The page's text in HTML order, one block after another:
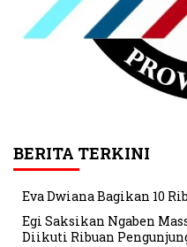
BERITA TERKINI
Eva Dwiana Bagikan 10
Egi Saksikan Ngaben
Diikuti Ribuan